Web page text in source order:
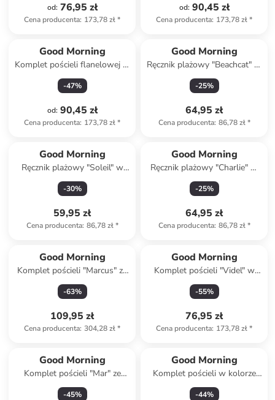
od: 76,95 zł
Cena producenta: 173,78 zł*
od: 90,45 zł
Cena producenta: 173,78 zł*
Good Morning
Komplet pościeli flanelowej w
kolorze zielonym
-47%
od: 90,45 zł
Cena producenta: 173,78 zł*
Good Morning
Ręcznik plażowy "Beachcat" w
kolorze beżowo-niebieskim
-25%
64,95 zł
Cena producenta: 86,78 zł*
Good Morning
Ręcznik plażowy "Soleil" w
kolorze turkusowo-żółtym
-30%
59,95 zł
Cena producenta: 86,78 zł*
Good Morning
Ręcznik plażowy "Charlie" w
kolorze turkusowo-zielono-
fioletowym
-25%
64,95 zł
Cena producenta: 86,78 zł*
Good Morning
Komplet pościeli "Marcus" ze
wzorem
-63%
109,95 zł
Cena producenta: 304,28 zł*
Good Morning
Komplet pościeli "Videl" w
kolorze biało-beżowym ze
wzorem
-55%
76,95 zł
Cena producenta: 173,78 zł*
Good Morning
Komplet pościeli "Mar" ze
wzorem
-45%
Good Morning
Komplet pościeli w kolorze
błękitnym
-44%